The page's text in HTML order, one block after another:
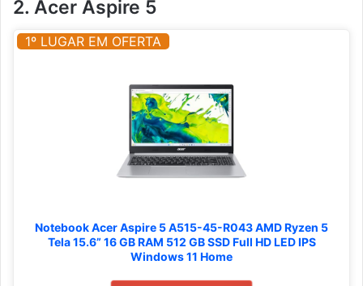
2. Acer Aspire 5
1º LUGAR EM OFERTA
Notebook Acer Aspire 5 A515-45-R043 AMD Ryzen 5
Tela 15.6” 16 GB RAM 512 GB SSD Full HD LED IPS
Windows 11 Home